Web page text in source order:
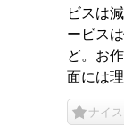
ビスは
ービス
ど。お
面には
ナイス